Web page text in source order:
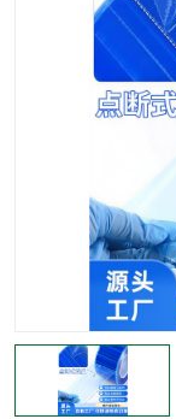
拉伸缠绕膜
黑白保护膜
印字保护膜
不绣钢板保护膜
窗缝阻风胶带
不锈钢板保护膜